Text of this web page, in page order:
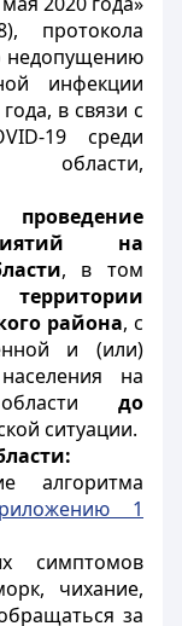
недопущению
инфекции
в связи с
-19 среди
области,
на
, в том
территории
района, с
и (или)
на
до
ситуации.
алгоритма
1
симптомов
чихание,
за